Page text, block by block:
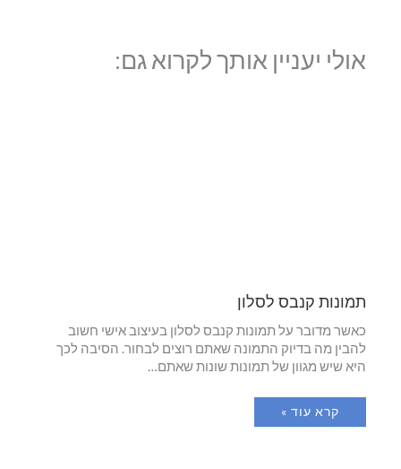
אולי יעניין אותך לקרוא גם:
תמונות קנבס לסלון
כאשר מדובר על תמונות קנבס לסלון בעיצוב אישי חשוב
להבין מה בדיוק התמונה שאתם רוצים לבחור. הסיבה לכך
היא שיש מגוון של תמונות שונות שאתם…
קרא עוד »